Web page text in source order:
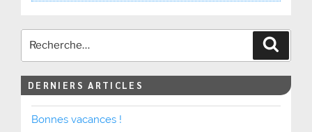
DERNIERS ARTICLES
Bonnes vacances !